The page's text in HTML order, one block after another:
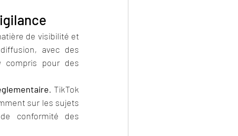
de visibilité et
avec des
compris pour des
. TikTok
sur les sujets
conformité des